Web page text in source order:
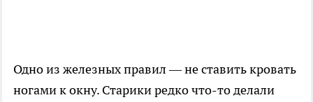
Одно из железных правил — не ставить кровать
ногами к окну. Старики редко что-то делали